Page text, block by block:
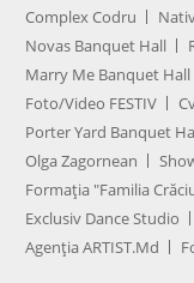
Complex Codru
Novas Banquet Hall
Marry Me Banquet Hall
Foto/Video FESTIV
Porter Yard Banquet
Olga Zagornean
Formația "Familia
Exclusiv Dance Studio
Agenţia ARTIST.md